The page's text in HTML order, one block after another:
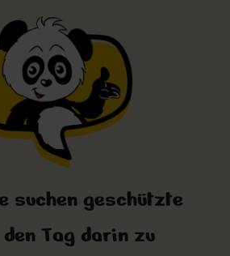
suchen geschützte
Tag darin zu